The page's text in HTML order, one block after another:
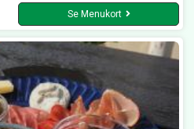
Se Menukort